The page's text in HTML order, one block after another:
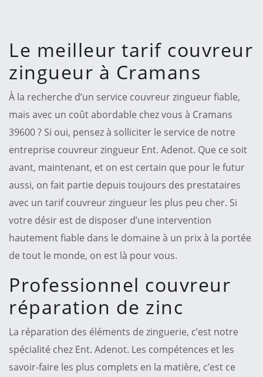
Le meilleur tarif couvreur
zingueur à Cramans
À la recherche d’un service couvreur zingueur fiable,
mais avec un coût abordable chez vous à Cramans
39600 ? Si oui, pensez à solliciter le service de notre
entreprise couvreur zingueur Ent. Adenot. Que ce soit
avant, maintenant, et on est certain que pour le futur
aussi, on fait partie depuis toujours des prestataires
avec un tarif couvreur zingueur les plus peu cher. Si
votre désir est de disposer d’une intervention
hautement fiable dans le domaine à un prix à la portée
de tout le monde, on est là pour vous.
Professionnel couvreur
réparation de zinc
La réparation des éléments de zinguerie, c’est notre
spécialité chez Ent. Adenot. Les compétences et les
savoir-faire les plus complets en la matière, c’est ce